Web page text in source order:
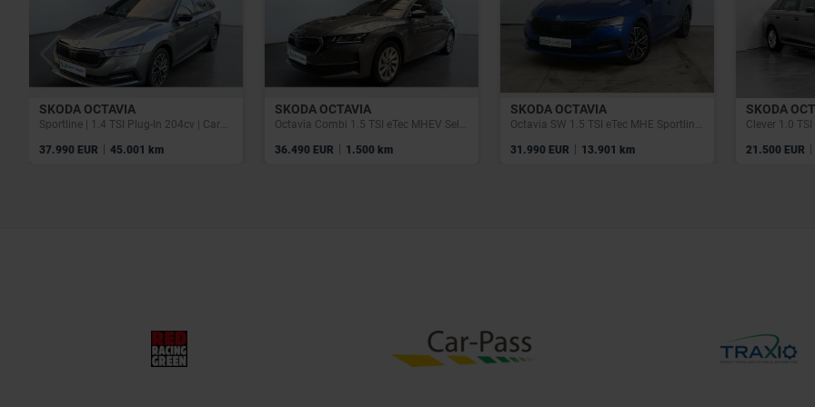
SKODA OCTAVIA
Sportline | 1.4 TSI Plug-In 204cv | Carplay | Caméra | Toit pano | GPS
37.990 EUR | 45.001 km
SKODA OCTAVIA
Octavia Combi 1.5 TSI eTec MHEV Selection DSG
36.490 EUR | 1.500 km
SKODA OCTAVIA
Octavia SW 1.5 TSI eTec MHE Sportline DSG
31.990 EUR | 13.901 km
SKODA
21.500 EUR |